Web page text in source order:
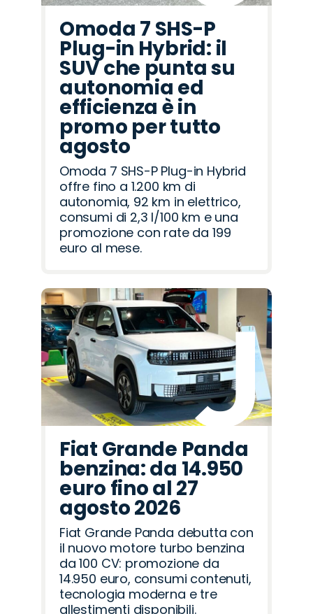
Omoda 7 SHS-P
Plug-in Hybrid: il
SUV che punta su
autonomia ed
efficienza è in
promo per tutto
agosto
Omoda 7 SHS-P Plug-in Hybrid
offre fino a 1.200 km di
autonomia, 92 km in elettrico,
consumi di 2,3 l/100 km e una
promozione con rate da 199
euro al mese.
Fiat Grande Panda
benzina: da 14.950
euro fino al 27
agosto 2026
Fiat Grande Panda debutta con
il nuovo motore turbo benzina
da 100 CV: promozione da
14.950 euro, consumi contenuti,
tecnologia moderna e tre
allestimenti disponibili.